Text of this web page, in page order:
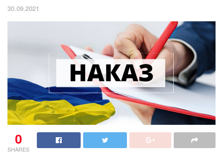
30.09.2021
0
SHARES